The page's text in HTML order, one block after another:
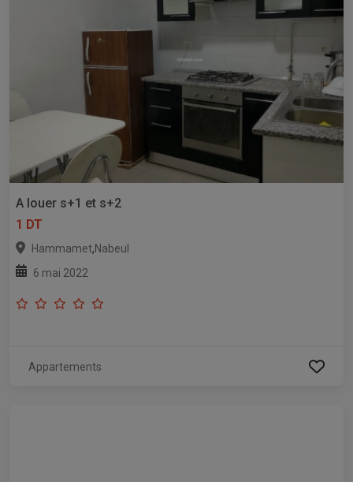
A louer s+1 et s+2
1 DT
Hammamet,Nabeul
6 mai 2022
Appartements